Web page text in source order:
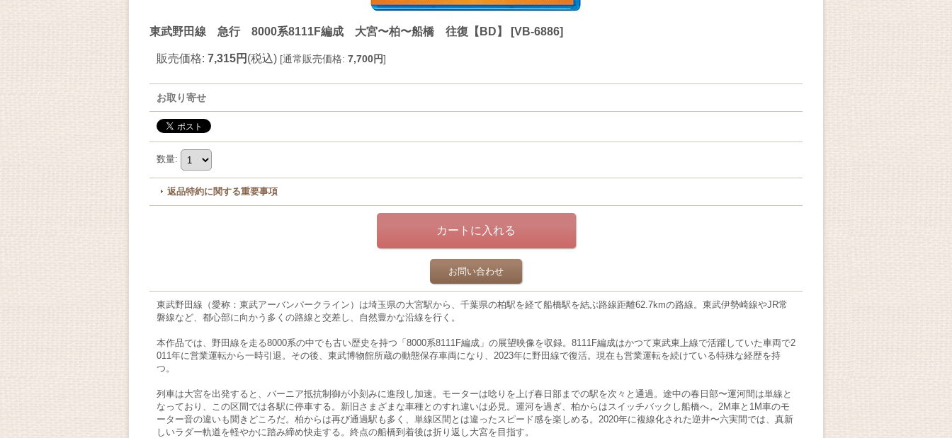
東武野田線 急行 8000系8111F編成 大宮〜柏〜船橋 往復【BD】 [VB-6886]
販売価格: 7,315円 (税込) [通常販売価格: 7,700円]
お取り寄せ
数量:
返品特約に関する重要事項
お問い合わせ
東武野田線（愛称：東武アーバンパークライン）は埼玉県の大宮駅から、千葉県の柏駅を経て船橋駅を結ぶ路線距離62.7kmの路線。東武伊勢崎線やJR常
磐線など、都心部に向かう多くの路線と交差し、自然豊かな沿線を行く。
本作品では、野田線を走る8000系の中でも古い歴史を持つ「8000系8111F編成」の展望映像を収録。8111F編成はかつて東武東上線で活躍していた車両で2
011年に営業運転から一時引退。その後、東武博物館所蔵の動態保存車両になり、2023年に野田線で復活。現在も営業運転を続けている特殊な経歴を持
つ。
列車は大宮を出発すると、バーニア抵抗制御が小刻みに進段し加速。モーターは唸りを上げ春日部までの駅を次々と通過。途中の春日部〜運河間は単線と
なっており、この区間では各駅に停車する。新旧さまざまな車種とのすれ違いは必見。運河を過ぎ、柏からはスイッチバックし船橋へ。2M車と1M車のモ
ーター音の違いも聞きどころだ。柏からは再び通過駅も多く、単線区間とは違ったスピード感を楽しめる。2020年に複線化された逆井〜六実間では、真新
しいラダー軌道を軽やかに踏み締め快走する。終点の船橋到着後は折り返し大宮を目指す。